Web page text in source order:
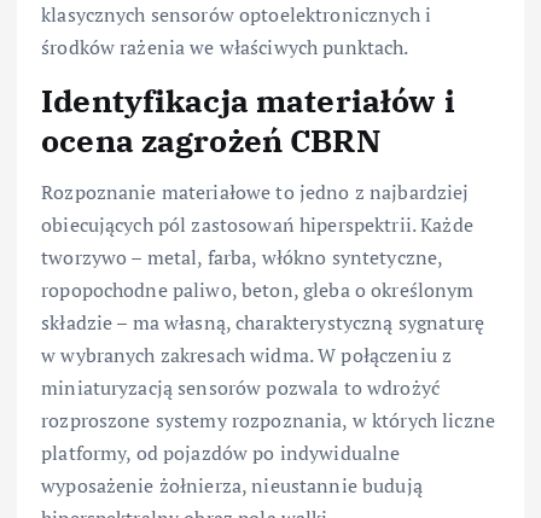
klasycznych sensorów optoelektronicznych i
środków rażenia we właściwych punktach.
Identyfikacja materiałów i
ocena zagrożeń CBRN
Rozpoznanie materiałowe to jedno z najbardziej
obiecujących pól zastosowań hiperspektrii. Każde
tworzywo – metal, farba, włókno syntetyczne,
ropopochodne paliwo, beton, gleba o określonym
składzie – ma własną, charakterystyczną sygnaturę
w wybranych zakresach widma. W połączeniu z
miniaturyzacją sensorów pozwala to wdrożyć
rozproszone systemy rozpoznania, w których liczne
platformy, od pojazdów po indywidualne
wyposażenie żołnierza, nieustannie budują